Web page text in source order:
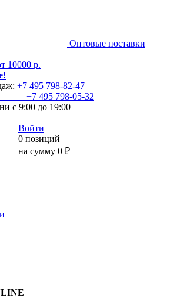
Оптовые поставки
10000 р.
+7 495 798-82-47
798-05-32
с 9:00 до 19:00
Войти
0 позиций
на сумму 0 ₽